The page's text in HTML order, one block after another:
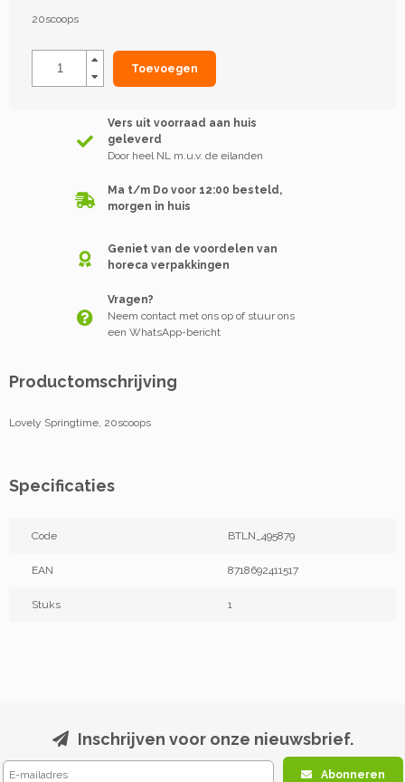
20scoops
Toevoegen
Vers uit voorraad aan huis
geleverd
Door heel NL m.u.v. de eilanden
Ma t/m Do voor 12:00 besteld,
morgen in huis
Geniet van de voordelen van
horeca verpakkingen
Vragen?
Neem contact met ons op of stuur ons
een WhatsApp-bericht
Productomschrijving
Lovely Springtime, 20scoops
Specificaties
Code BTLN_495879
EAN 8718692411517
Stuks 1
Inschrijven voor onze nieuwsbrief.
Abonneren